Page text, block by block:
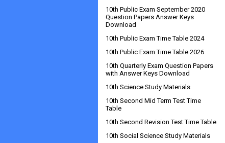
10th Public Exam September 2020
Question Papers Answer Keys
Download
10th Public Exam Time Table 2024
10th Public Exam Time Table 2026
10th Quarterly Exam Question Papers
with Answer Keys Download
10th Science Study Materials
10th Second Mid Term Test Time
Table
10th Second Revision Test Time Table
10th Social Science Study Materials